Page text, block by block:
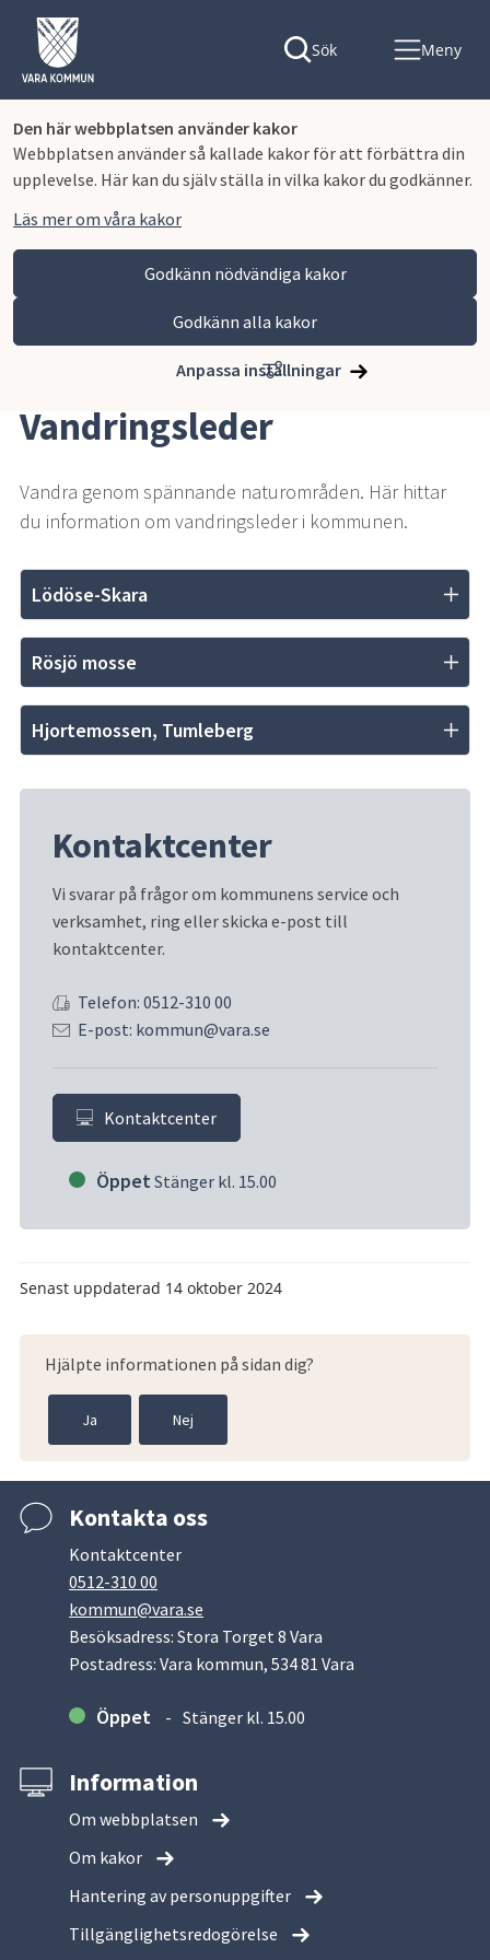
Den här webbplatsen använder kakor
Webbplatsen använder så kallade kakor för att förbättra din
upplevelse. Här kan du själv ställa in vilka kakor du godkänner.
Läs mer om våra kakor
Godkänn nödvändiga kakor
Godkänn alla kakor
Anpassa inställningar
Sök Meny
Vara kommun Uppleva och göra
Fritid och friluftsliv
Vandringsleder
Vandra genom spännande naturområden. Här hittar
du information om vandringsleder i kommunen.
Lödöse-Skara
Rösjö mosse
Hjortemossen, Tumleberg
Kontaktcenter
Vi svarar på frågor om kommunens service och
verksamhet, ring eller skicka e-post till
kontaktcenter.
Telefon: 0512-310 00
E-post: kommun@vara.se
Kontaktcenter
Öppet Stänger kl. 15.00
Senast uppdaterad 14 oktober 2024
Hjälpte informationen på sidan dig?
Ja Nej
Kontakta oss
Kontaktcenter
0512-310 00
kommun@vara.se
Besöksadress: Stora Torget 8 Vara
Postadress: Vara kommun, 534 81 Vara
Öppet Stänger kl. 15.00
Information
Om webbplatsen
Om kakor
Hantering av personuppgifter
Tillgänglighetsredogörelse